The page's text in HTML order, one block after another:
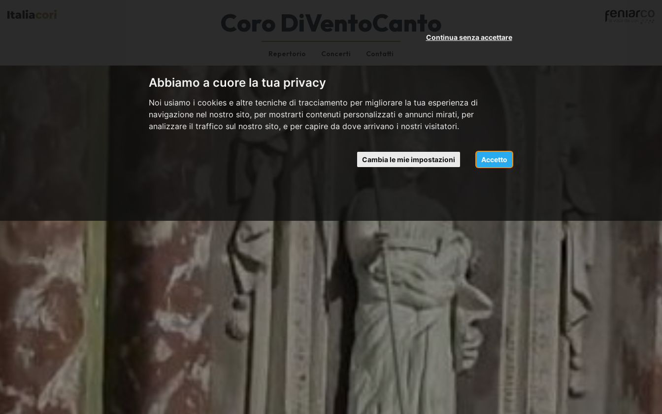
Abbiamo a cuore la tua privacy
Noi usiamo i cookies e altre tecniche di tracciamento per migliorare la tua esperienza di
navigazione nel nostro sito, per mostrarti contenuti personalizzati e annunci mirati, per
analizzare il traffico sul nostro sito, e per capire da dove arrivano i nostri visitatori.
Accetto
Continua senza accettare
Cambia le mie impostazioni
Coro DiVentoCanto
Repertorio Concerti Contatti